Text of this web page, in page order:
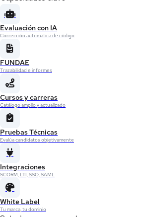
Evaluación con IA
Corrección automática de código
FUNDAE
Trazabilidad e informes
Cursos y carreras
Catálogo amplio y actualizado
Pruebas Técnicas
Evalúa candidatos objetivamente
Integraciones
SCORM, LTI, SSO, SAML
White Label
Tu marca, tu dominio